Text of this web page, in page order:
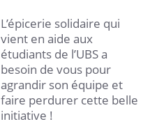
L’épicerie solidaire qui
vient en aide aux
étudiants de l’UBS a
besoin de vous pour
agrandir son équipe et
faire perdurer cette belle
initiative !